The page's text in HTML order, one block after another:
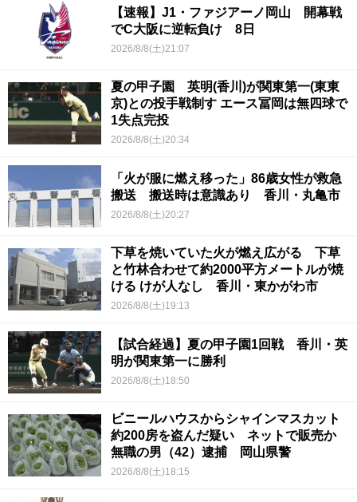
【速報】J1・ファジアーノ岡山 開幕戦
でC大阪に逆転負け 8日
2026/8/8(土)21:07
夏の甲子園 英明(香川)が関東第一(東東
京)との投手戦制す エース冨岡は無四球で
1失点完投
2026/8/8(土)20:34
「火が服に燃え移った」86歳女性が救急
搬送 搬送時は意識あり 香川・丸亀市
2026/8/8(土)20:27
下草を焼いていた火が燃え広がる 下草
と竹林合わせて約2000平方メートルが焼
ける けが人なし 香川・東かがわ市
2026/8/8(土)19:13
【試合経過】夏の甲子園1回戦 香川・英
明が関東第一に勝利
2026/8/8(土)18:50
ビニールハウスからシャインマスカット
約200房を盗んだ疑い ネットで販売か
無職の男（42）逮捕 岡山県警
2026/8/8(土)18:15